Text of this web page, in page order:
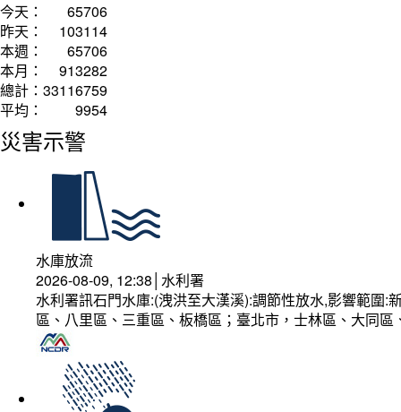
今天：
65706
昨天：
103114
本週：
65706
本月：
913282
總計： 33116759
平均：
9954
災害示警
水庫放流
2026-08-09, 12:38│水利署
水利署訊石門水庫:(洩洪至大漢溪):調節性放水,影響範圍
區、八里區、三重區、板橋區；臺北市，士林區、大同